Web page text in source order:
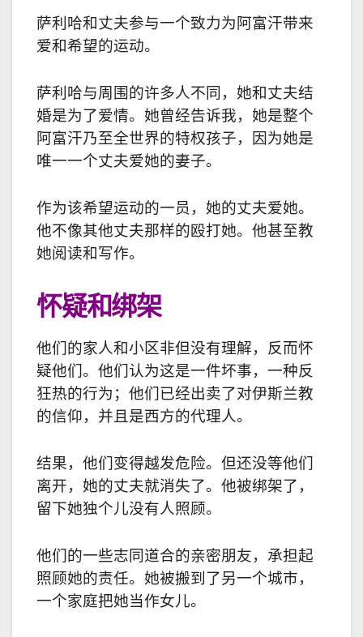
萨利哈和丈夫参与一个致力为阿富汗带来
爱和希望的运动。
萨利哈与周围的许多人不同，她和丈夫结
婚是为了爱情。她曾经告诉我，她是整个
阿富汗乃至全世界的特权孩子，因为她是
唯一一个丈夫爱她的妻子。
作为该希望运动的一员，她的丈夫爱她。
他不像其他丈夫那样的殴打她。他甚至教
她阅读和写作。
怀疑和绑架
他们的家人和小区非但没有理解，反而怀
疑他们。他们认为这是一件坏事，一种反
狂热的行为；他们已经出卖了对伊斯兰教
的信仰，并且是西方的代理人。
结果，他们变得越发危险。但还没等他们
离开，她的丈夫就消失了。他被绑架了，
留下她独个儿没有人照顾。
他们的一些志同道合的亲密朋友，承担起
照顾她的责任。她被搬到了另一个城市，
一个家庭把她当作女儿。